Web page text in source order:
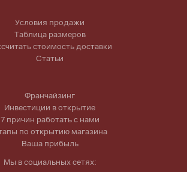
Условия продажи
Таблица размеров
стоимость доставки
Статьи
Франчайзинг
Инвестиции в открытие
7 причин работать с нами
по открытию магазина
Ваша прибыль
Мы в социальных сетях: